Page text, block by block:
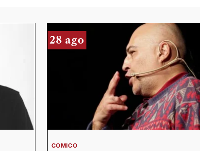
28 ago
COMICO